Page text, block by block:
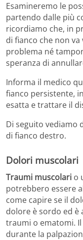
Esamineremo le
partendo dalle più
ricordiamo che, in
di fianco che non
problema né
speranza di
Informa il medico
fianco persistente,
esatta e trattare il
Di seguito vediamo
di fianco destro.
Dolori muscolari
Traumi muscolari o
potrebbero essere
come capire se il
dolore è sordo ed è
traumi o ematomi.
durante la